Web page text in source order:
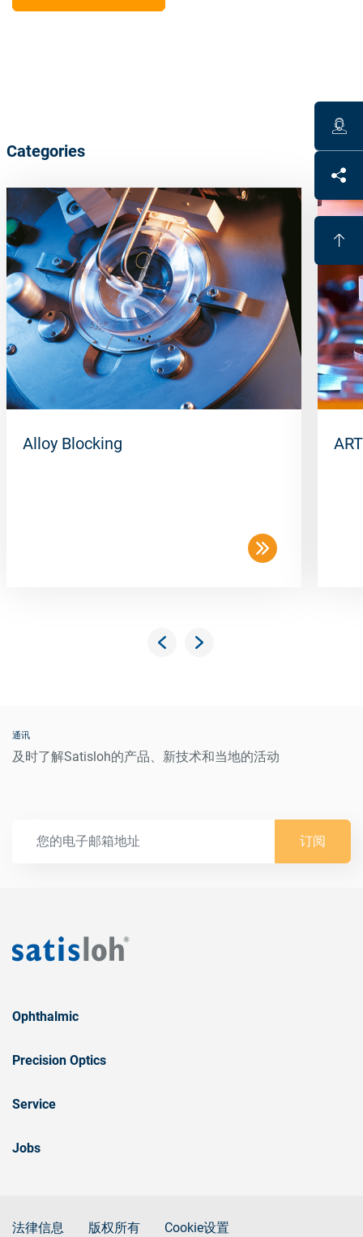
Categories
Alloy Blocking
通讯
及时了解Satisloh的产品、新技术和当地的活动
订阅
Ophthalmic
Precision Optics
Service
Jobs
法律信息 版权所有 Cookie设置